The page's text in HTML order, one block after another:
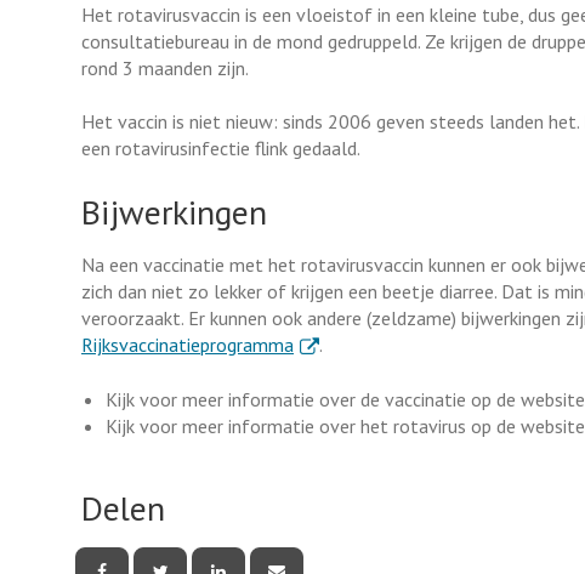
Het rotavirusvaccin is een vloeistof in een kleine tube, dus
consultatiebureau in de mond gedruppeld. Ze krijgen de
rond 3 maanden zijn.
Het vaccin is niet nieuw: sinds 2006 geven steeds landen
een rotavirusinfectie flink gedaald.
Bijwerkingen
Na een vaccinatie met het rotavirusvaccin kunnen er ook
zich dan niet zo lekker of krijgen een beetje diarree. Dat is
veroorzaakt. Er kunnen ook andere (zeldzame) bijwerkingen
Rijksvaccinatieprogramma . Externe link
.
Kijk voor meer informatie over de vaccinatie op de
Kijk voor meer informatie over het rotavirus op de
Delen